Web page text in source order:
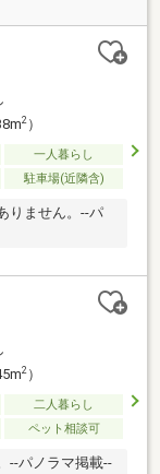
2）
一人暮らし
駐車場(近隣含)
りません。--パ
2）
二人暮らし
ペット相談可
--パノラマ掲載--